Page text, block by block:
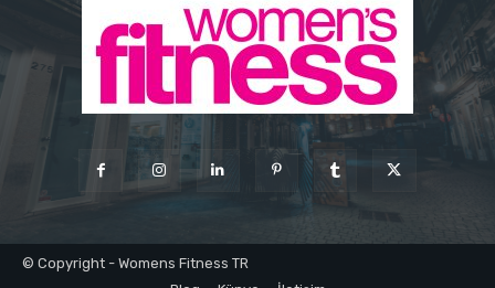
© Copyright - Womens Fitness TR